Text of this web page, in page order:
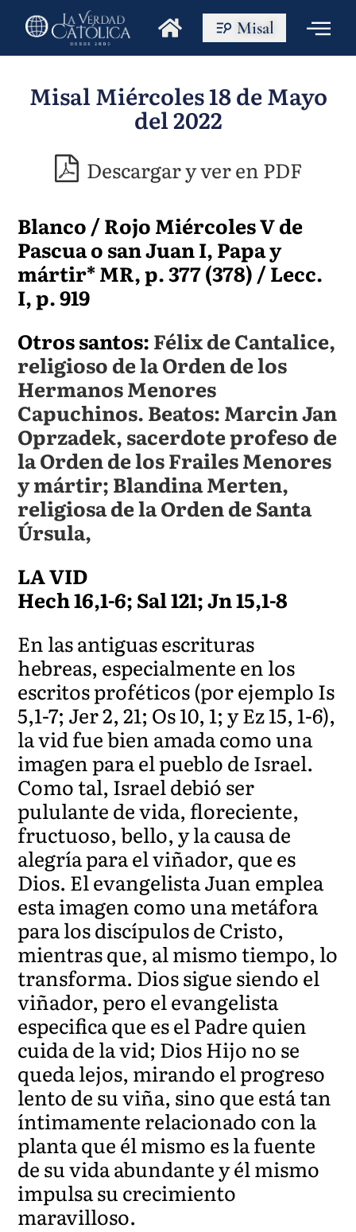
Misal
Misal Miércoles 18 de Mayo
del 2022
Descargar y ver en PDF
Blanco / Rojo Miércoles V de
Pascua o san Juan I, Papa y
mártir* MR, p. 377 (378) / Lecc.
I, p. 919
Otros santos:Félix de Cantalice,
religioso de la Orden de los
Hermanos Menores
Capuchinos. Beatos: Marcin Jan
Oprzadek, sacerdote profeso de
la Orden de los Frailes Menores
y mártir; Blandina Merten,
religiosa de la Orden de Santa
Úrsula,
LA VID
Hech 16,1-6; Sal 121; Jn 15,1-8
En las antiguas escrituras
hebreas, especialmente en los
escritos proféticos (por ejemplo Is
5,1-7; Jer 2, 21; Os 10, 1; y Ez 15, 1-6),
la vid fue bien amada como una
imagen para el pueblo de Israel.
Como tal, Israel debió ser
pululante de vida, floreciente,
fructuoso, bello, y la causa de
alegría para el viñador, que es
Dios. El evangelista Juan emplea
esta imagen como una metáfora
para los discípulos de Cristo,
mientras que, al mismo tiempo, lo
transforma. Dios sigue siendo el
viñador, pero el evangelista
especifica que es el Padre quien
cuida de la vid; Dios Hijo no se
queda lejos, mirando el progreso
lento de su viña, sino que está tan
íntimamente relacionado con la
planta que él mismo es la fuente
de su vida abundante y él mismo
impulsa su crecimiento
maravilloso.